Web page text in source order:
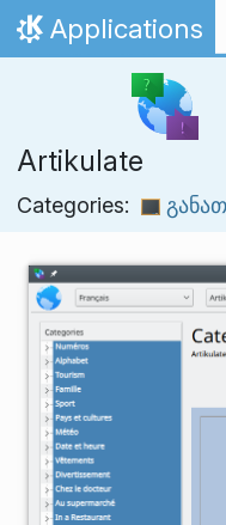
Skip to content
Home
Applications
Artikulate
Categories: